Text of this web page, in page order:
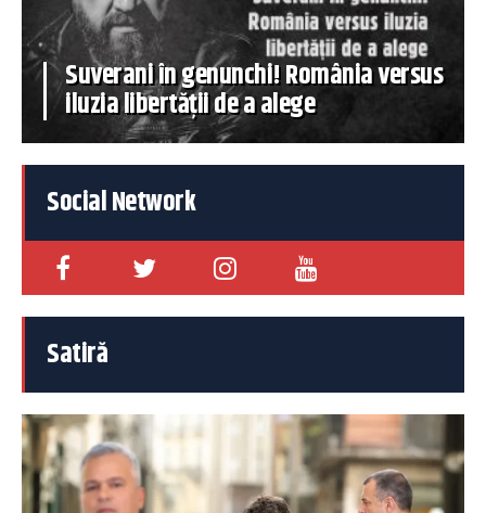
Suverani în genunchi! România versus
iluzia libertății de a alege
Social Network
Satiră